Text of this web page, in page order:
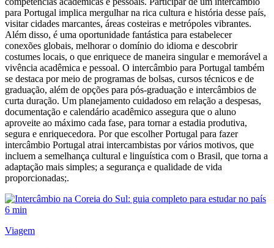
para Portugal implica mergulhar na rica cultura e história desse país,
visitar cidades marcantes, áreas costeiras e metrópoles vibrantes.
Além disso, é uma oportunidade fantástica para estabelecer
conexões globais, melhorar o domínio do idioma e descobrir
costumes locais, o que enriquece de maneira singular e memorável a
vivência acadêmica e pessoal. O intercâmbio para Portugal também
se destaca por meio de programas de bolsas, cursos técnicos e de
graduação, além de opções para pós-graduação e intercâmbios de
curta duração. Um planejamento cuidadoso em relação a despesas,
documentação e calendário acadêmico assegura que o aluno
aproveite ao máximo cada fase, para tornar a estadia produtiva,
segura e enriquecedora. Por que escolher Portugal para fazer
intercâmbio Portugal atrai intercambistas por vários motivos, que
incluem a semelhança cultural e linguística com o Brasil, que torna a
adaptação mais simples; a segurança e qualidade de vida
proporcionadas;.
6 min
Viagem